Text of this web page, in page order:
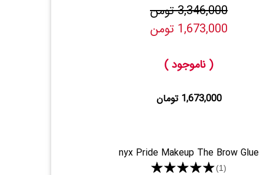
3,346,000 تومن
1,673,000 تومن
( ناموجود )
1,673,000 تومان
nyx Pride Makeup The Brow Glue
★★★★★(1)